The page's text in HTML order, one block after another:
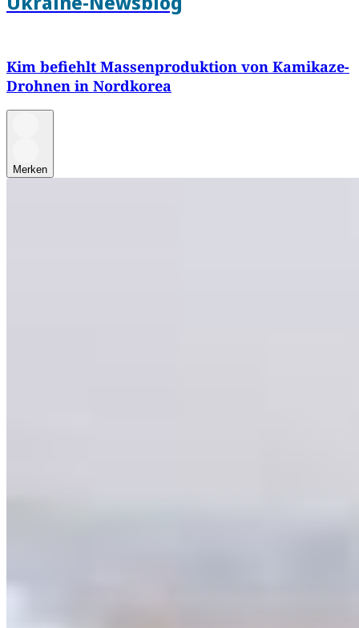
Kim befiehlt Massenproduktion von Kamikaze-
Drohnen in Nordkorea
Merken